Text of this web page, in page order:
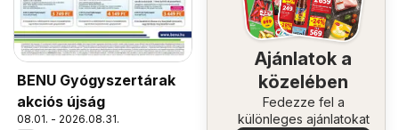
BENU Gyógyszertárak
akciós újság
08.01. - 2026.08.31.
Ajánlatok a
közelében
Fedezze fel a
különleges ajánlatokat